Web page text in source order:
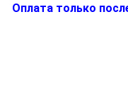
Оплата только